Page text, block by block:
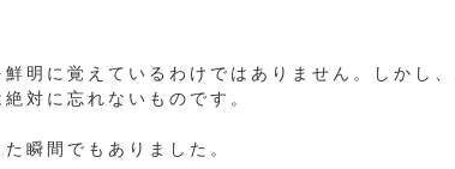
明に覚えているわけではありません。しかし
対に忘れないものです。
瞬間でもありました。